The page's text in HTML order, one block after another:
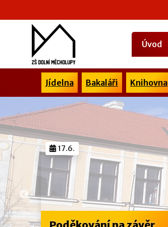
Úvod
Jídelna Bakaláři Knihovna
15 17.6.